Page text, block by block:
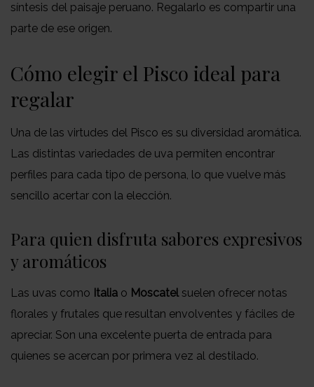
síntesis del paisaje peruano. Regalarlo es compartir una
parte de ese origen.
Cómo elegir el Pisco ideal para
regalar
Una de las virtudes del Pisco es su diversidad aromática.
Las distintas variedades de uva permiten encontrar
perfiles para cada tipo de persona, lo que vuelve más
sencillo acertar con la elección.
Para quien disfruta sabores expresivos
y aromáticos
Las uvas como Italia o Moscatelsuelen ofrecer notas
florales y frutales que resultan envolventes y fáciles de
apreciar. Son una excelente puerta de entrada para
quienes se acercan por primera vez al destilado.